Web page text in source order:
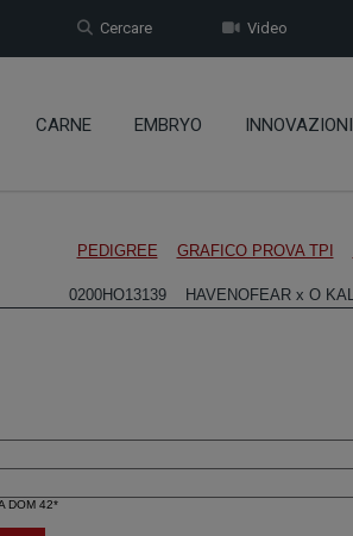
Video
Cercare
CARNE EMBRYO INNOVAZIONI